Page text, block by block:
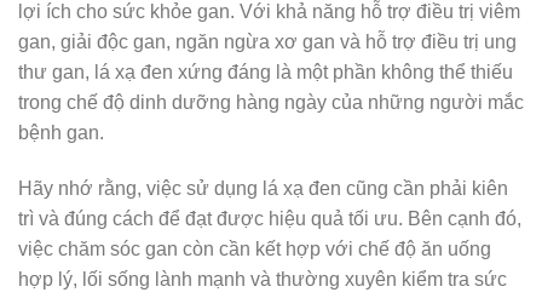
lợi ích cho sức khỏe gan. Với khả năng hỗ trợ điều trị viêm
gan, giải độc gan, ngăn ngừa xơ gan và hỗ trợ điều trị ung
thư gan, lá xạ đen xứng đáng là một phần không thể thiếu
trong chế độ dinh dưỡng hàng ngày của những người mắc
bệnh gan.
Hãy nhớ rằng, việc sử dụng lá xạ đen cũng cần phải kiên
trì và đúng cách để đạt được hiệu quả tối ưu. Bên cạnh đó,
việc chăm sóc gan còn cần kết hợp với chế độ ăn uống
hợp lý, lối sống lành mạnh và thường xuyên kiểm tra sức